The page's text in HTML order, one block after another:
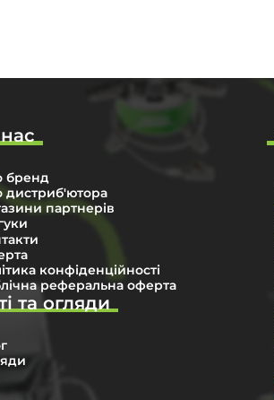
бренд
дистриб'ютора
партнерів
конфіденційності
реферальна оферта
та огляди